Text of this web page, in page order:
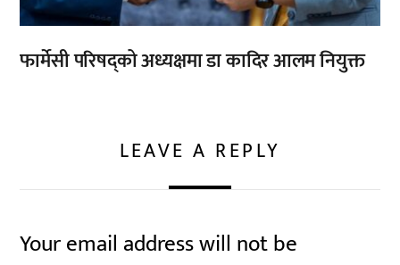
फार्मेसी परिषद्को अध्यक्षमा डा कादिर आलम नियुक्त
LEAVE A REPLY
Your email address will not be